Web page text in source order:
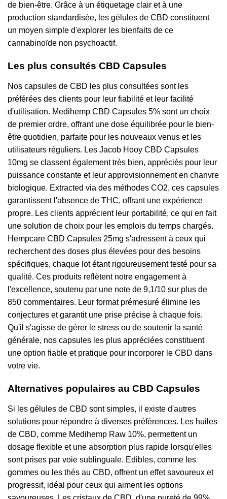
de bien-être. Grâce à un étiquetage clair et à une
production standardisée, les gélules de CBD constituent
un moyen simple d'explorer les bienfaits de ce
cannabinoïde non psychoactif.
Les plus consultés CBD Capsules
Nos capsules de CBD les plus consultées sont les
préférées des clients pour leur fiabilité et leur facilité
d'utilisation. Medihemp CBD Capsules 5% sont un choix
de premier ordre, offrant une dose équilibrée pour le bien-
être quotidien, parfaite pour les nouveaux venus et les
utilisateurs réguliers. Les Jacob Hooy CBD Capsules
10mg se classent également très bien, appréciés pour leur
puissance constante et leur approvisionnement en chanvre
biologique. Extracted via des méthodes CO2, ces capsules
garantissent l'absence de THC, offrant une expérience
propre. Les clients apprécient leur portabilité, ce qui en fait
une solution de choix pour les emplois du temps chargés.
Hempcare CBD Capsules 25mg s'adressent à ceux qui
recherchent des doses plus élevées pour des besoins
spécifiques, chaque lot étant rigoureusement testé pour sa
qualité. Ces produits reflètent notre engagement à
l'excellence, soutenu par une note de 9,1/10 sur plus de
850 commentaires. Leur format prémesuré élimine les
conjectures et garantit une prise précise à chaque fois.
Qu'il s'agisse de gérer le stress ou de soutenir la santé
générale, nos capsules les plus appréciées constituent
une option fiable et pratique pour incorporer le CBD dans
votre vie.
Alternatives populaires au CBD Capsules
Si les gélules de CBD sont simples, il existe d'autres
solutions pour répondre à diverses préférences. Les huiles
de CBD, comme Medihemp Raw 10%, permettent un
dosage flexible et une absorption plus rapide lorsqu'elles
sont prises par voie sublinguale. Edibles, comme les
gommes ou les thés au CBD, offrent un effet savoureux et
progressif, idéal pour ceux qui aiment les options